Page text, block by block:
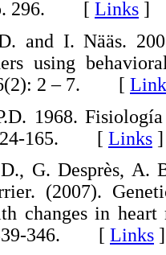
p. 296. [ Links ]
and I. Nääs.
using
6(2): 2 – 7. [
1968.
124-165. [ Links ]
G. Desprès, A.
(2007).
changes in
339-346. [ Links ]